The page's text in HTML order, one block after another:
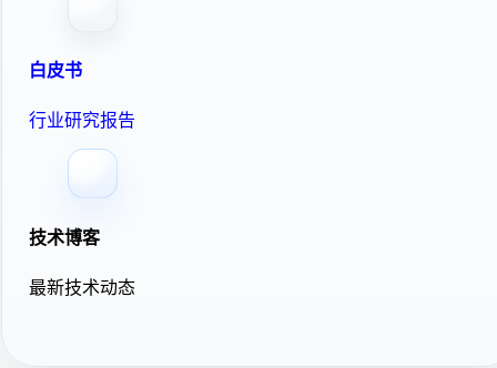
白皮书
行业研究报告
技术博客
最新技术动态